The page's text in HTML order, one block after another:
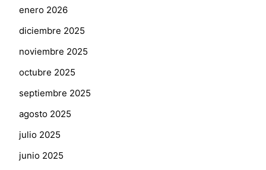
enero 2026
diciembre 2025
noviembre 2025
octubre 2025
septiembre 2025
agosto 2025
julio 2025
junio 2025